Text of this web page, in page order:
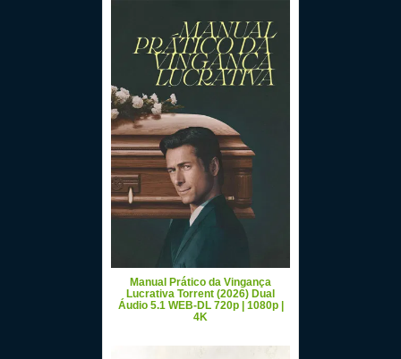
Manual Prático da Vingança
Lucrativa Torrent (2026) Dual
Áudio 5.1 WEB-DL 720p | 1080p |
4K